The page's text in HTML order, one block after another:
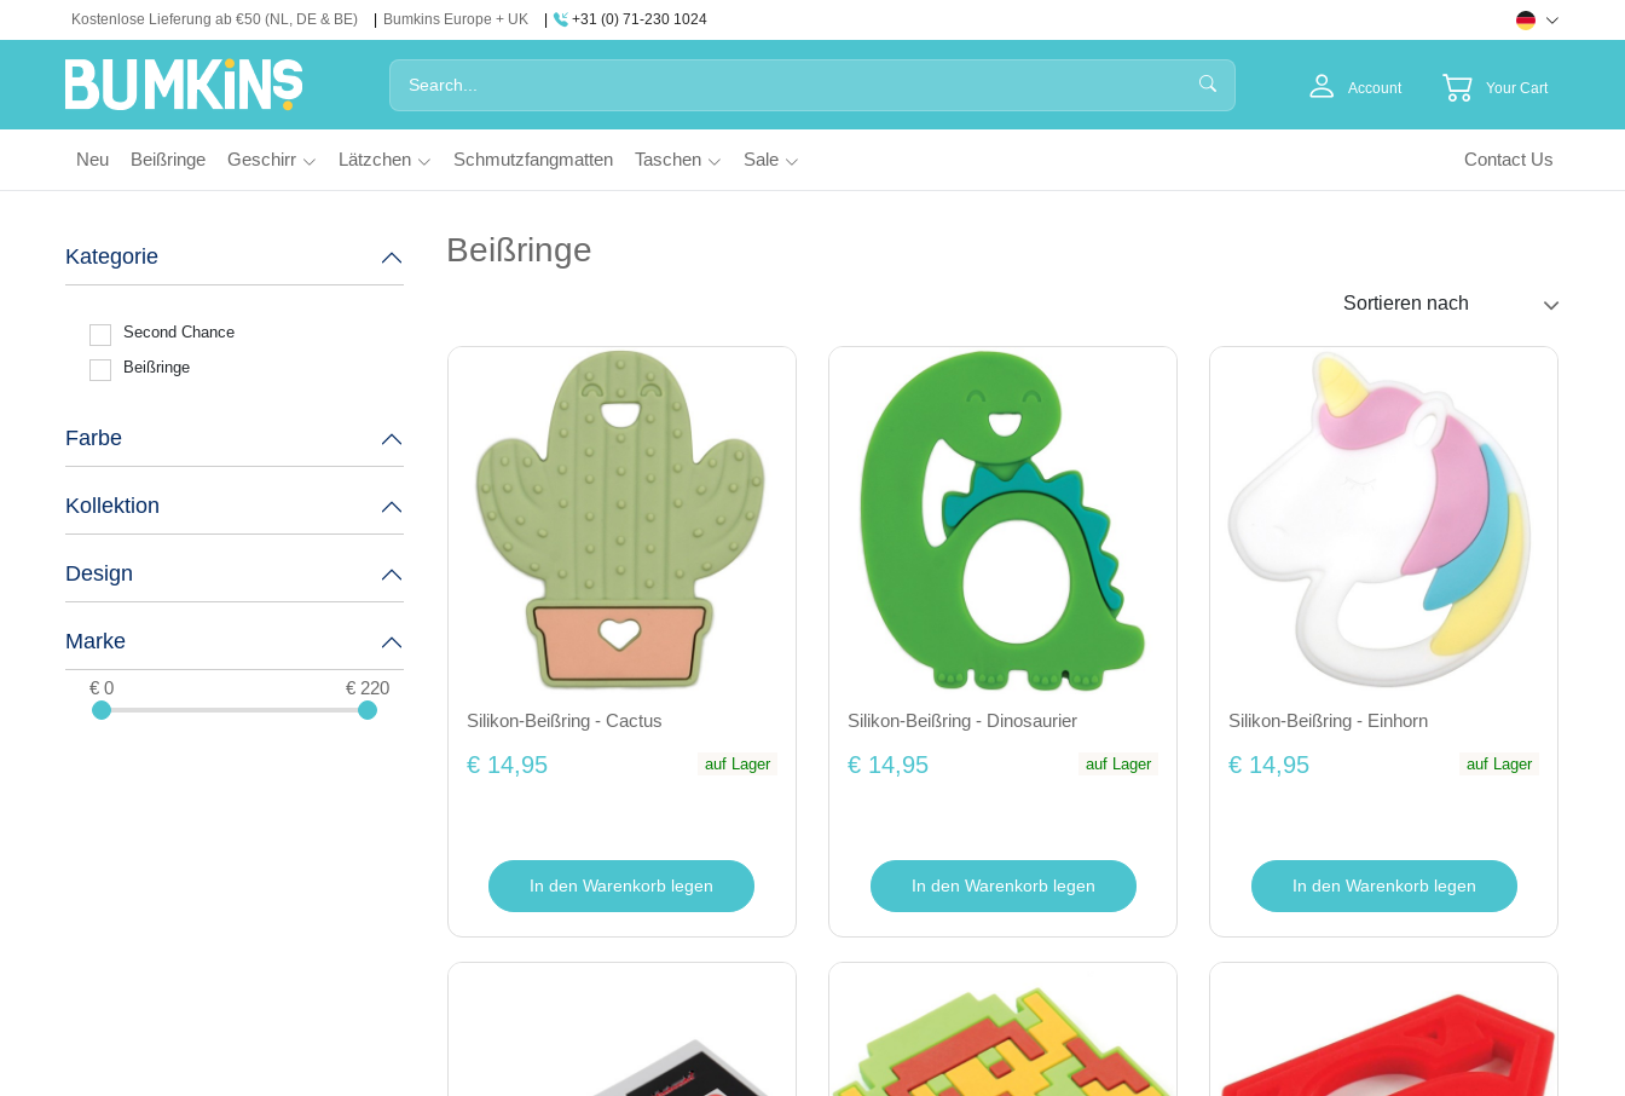
Kostenlose Lieferung ab €50 (NL, DE & BE) Bumkins Europe + UK +31 (0) 71-230 1024
Account Your Cart
Neu Beißringe Geschirr Lätzchen Schmutzfangmatten Taschen Sale Contact Us
Kategorie
Second Chance
Beißringe
Farbe
Kollektion
Design
Marke
€ 0 € 220
Beißringe
Silikon-Beißring - Cactus
€ 14,95 auf Lager
In den Warenkorb legen
Silikon-Beißring - Dinosaurier
€ 14,95 auf Lager
In den Warenkorb legen
Silikon-Beißring - Einhorn
€ 14,95 auf Lager
In den Warenkorb legen